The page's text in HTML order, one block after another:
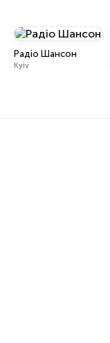
Радіо Шансон
Kyiv